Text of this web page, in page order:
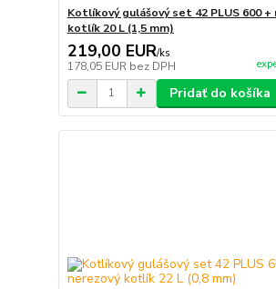
Kotlíkový gulášový set 42 PLUS 600 +
kotlík 20 L (1,5 mm)
219,00 EUR/ks
178,05 EUR bez DPH
Pridať do košíka